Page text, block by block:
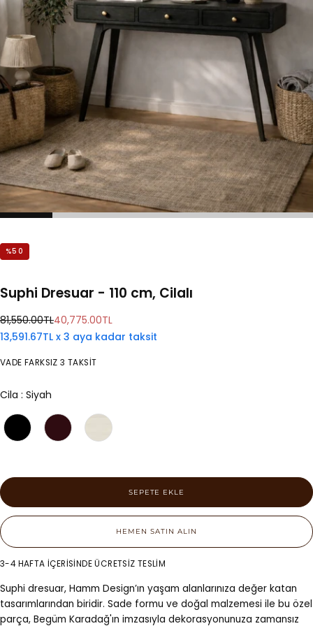
%50
Suphi Dresuar - 110 cm, Cilalı
Normal
fiyat
81,550.00TLİndirimli
fiyat
40,775.00TL
13,591.67TL x 3 aya kadar taksit
VADE FARKSIZ 3 TAKSİT
Cila : Siyah
SEPETE EKLE
HEMEN SATIN ALIN
3-4 HAFTA İÇERİSİNDE ÜCRETSİZ TESLİM
Suphi dresuar, Hamm Design’ın yaşam alanlarınıza değer katan
tasarımlarından biridir. Sade formu ve doğal malzemesi ile bu özel
parça, Begüm Karadağ'ın imzasıyla dekorasyonunuza zamansız